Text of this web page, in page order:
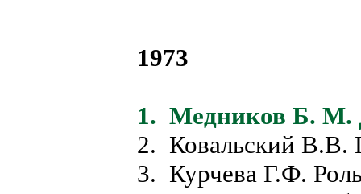
1973
1. Медников Б. М.
2. Ковальский В.В.
3. Курчева Г.Ф.